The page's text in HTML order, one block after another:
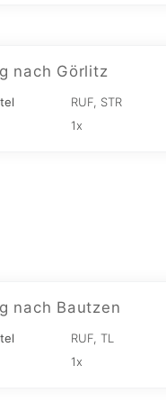
nach Görlitz
RUF, STR
1x
nach Bautzen
RUF, TL
1x